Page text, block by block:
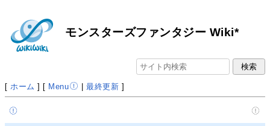
モンスターズファンタジー Wiki*
[ ホーム ] [ Menu |最終更新 ]